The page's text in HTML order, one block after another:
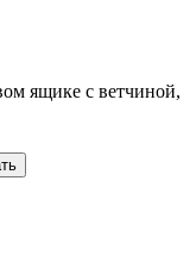
ящике с ветчиной,